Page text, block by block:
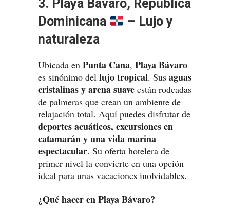
3. Playa Bávaro, República
Dominicana
– Lujo y
naturaleza
Ubicada en Punta Cana, Playa Bávaro
es sinónimo del lujo tropical. Sus aguas
cristalinas y arena suave están rodeadas
de palmeras que crean un ambiente de
relajación total. Aquí puedes disfrutar de
deportes acuáticos, excursiones en
catamarán y una vida marina
espectacular. Su oferta hotelera de
primer nivel la convierte en una opción
ideal para unas vacaciones inolvidables.
¿Qué hacer en Playa Bávaro?